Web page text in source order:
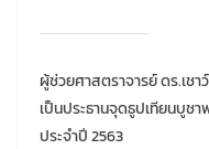
ผู้ช่วยศาสตราจารย์ ดร.เช
เป็นประธานจุดธูปเทียนบูช
ประจำปี 2563